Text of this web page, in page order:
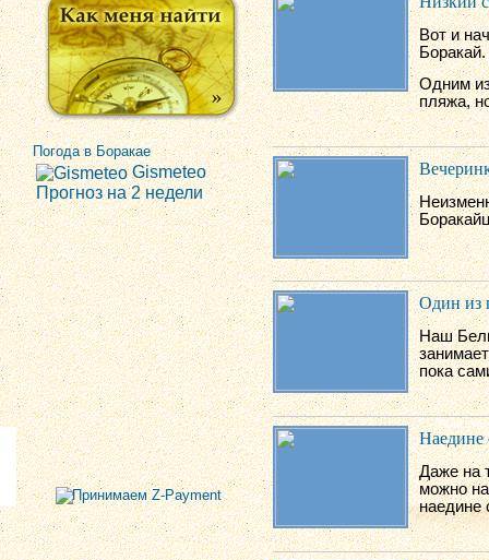
Погода в Боракае
Gismeteo
Прогноз на 2 недели
Вот и
Боракай.
Одним
пляжа,
Один из
Наш
пока
Даже на
можно
наедине